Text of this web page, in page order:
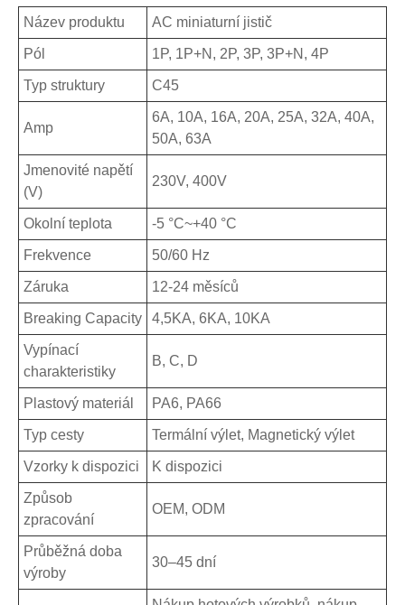
Název produktu AC miniaturní jistič
Pól 1P, 1P+N, 2P, 3P, 3P+N, 4P
Typ struktury C45
Amp
6A, 10A, 16A, 20A, 25A, 32A, 40A,
50A, 63A
Jmenovité napětí
(V)
230V, 400V
Okolní teplota -5 °C~+40 °C
Frekvence 50/60 Hz
Záruka 12-24 měsíců
Breaking Capacity 4,5KA, 6KA, 10KA
Vypínací
charakteristiky
B, C, D
Plastový materiál PA6, PA66
Typ cesty Termální výlet, Magnetický výlet
Vzorky k dispozici K dispozici
Způsob
zpracování
OEM, ODM
Průběžná doba
výroby
30–45 dní